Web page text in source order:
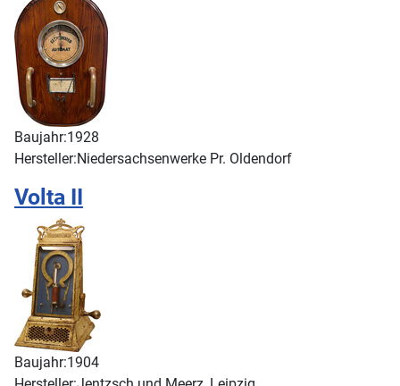
Baujahr:1928
Hersteller:Niedersachsenwerke Pr. Oldendorf
Volta II
Baujahr:1904